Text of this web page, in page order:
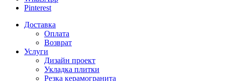
Pinterest
Доставка
Оплата
Возврат
Услуги
Дизайн проект
Укладка плитки
Резка керамогранита